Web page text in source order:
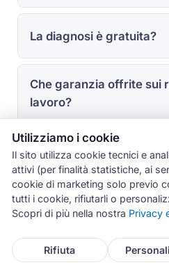
La diagnosi è gratuita?
Che garanzia offrite sui
lavoro?
L'esperienza sul
I dati di questa pagina
Utilizziamo i cookie
Il sito utilizza cookie tecnici e
attivi (per finalità statistiche, ai
cookie di marketing solo previo
tutti i cookie, rifiutarli o
Scopri di più nella nostra Privacy
Rifiuta